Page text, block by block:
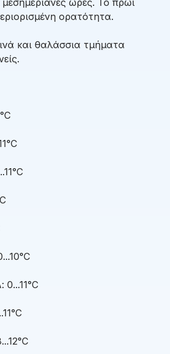
ώρες. Το πρωί
ορατότητα.
και θαλάσσια τμήματα